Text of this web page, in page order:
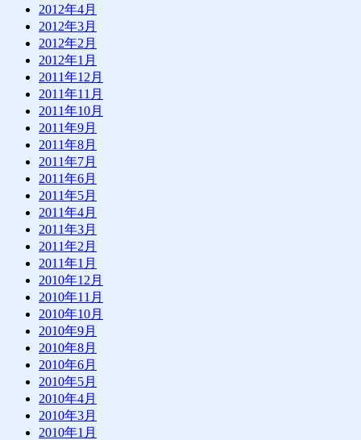
2012年4月
2012年3月
2012年2月
2012年1月
2011年12月
2011年11月
2011年10月
2011年9月
2011年8月
2011年7月
2011年6月
2011年5月
2011年4月
2011年3月
2011年2月
2011年1月
2010年12月
2010年11月
2010年10月
2010年9月
2010年8月
2010年6月
2010年5月
2010年4月
2010年3月
2010年1月